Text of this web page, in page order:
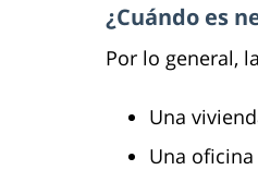
¿Cuándo es
Por lo general,
Una
Una oficina